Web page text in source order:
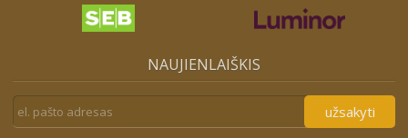
NAUJIENLAIŠKIS
užsakyti